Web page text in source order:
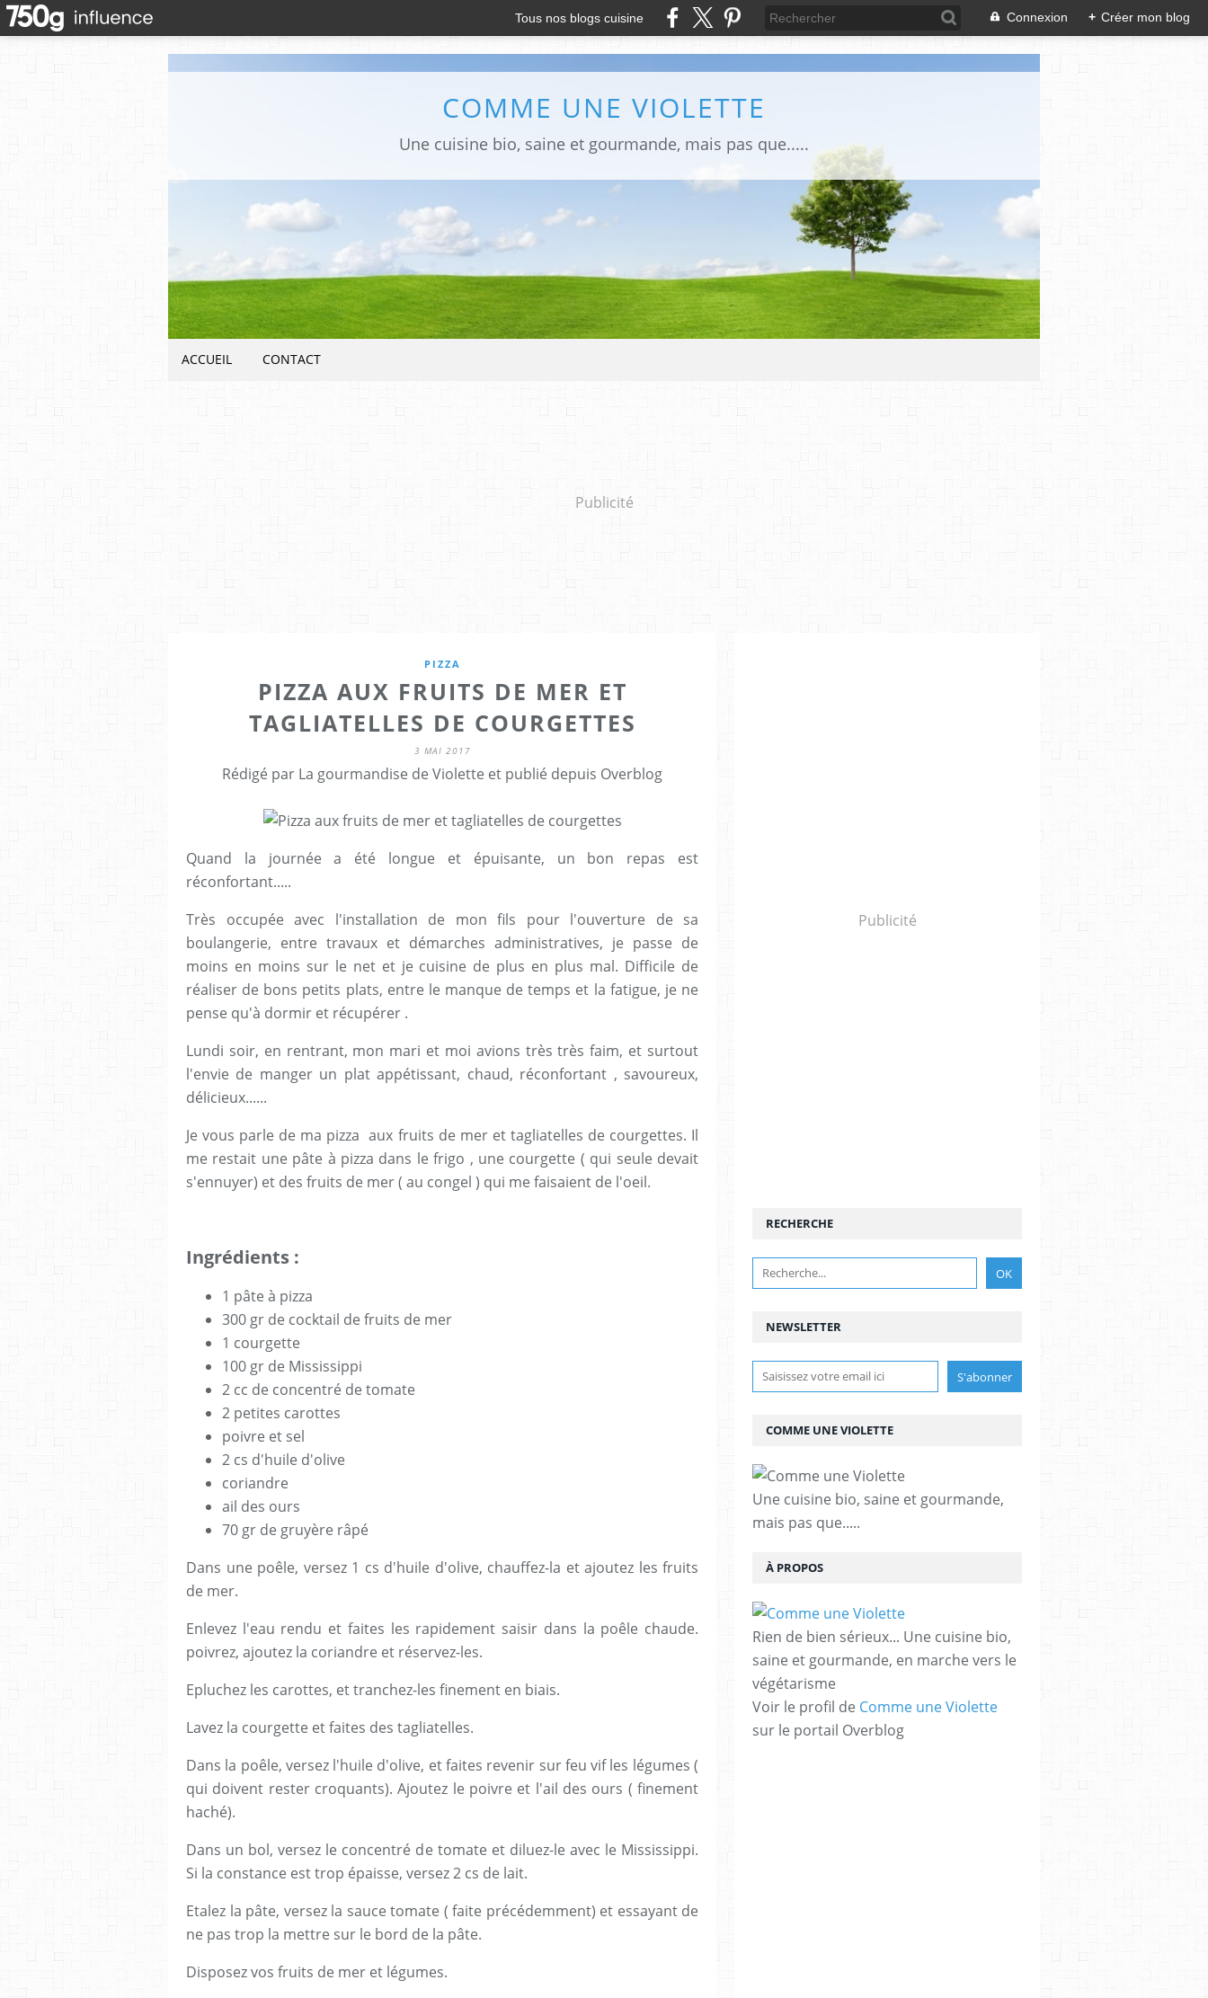
Tous nos blogs cuisine Connexion + Créer mon blog
COMME UNE VIOLETTE
Une cuisine bio, saine et gourmande, mais pas que.....
ACCUEIL CONTACT
Publicité
PIZZA
PIZZA AUX FRUITS DE MER ET
TAGLIATELLES DE COURGETTES
3 MAI 2017
Rédigé par La gourmandise de Violette et publié depuis Overblog
Quand la journée a été longue et épuisante, un bon repas est
réconfortant.....
Très occupée avec l'installation de mon fils pour l'ouverture de sa
boulangerie, entre travaux et démarches administratives, je passe de
moins en moins sur le net et je cuisine de plus en plus mal. Difficile de
réaliser de bons petits plats, entre le manque de temps et la fatigue, je ne
pense qu'à dormir et récupérer .
Lundi soir, en rentrant, mon mari et moi avions très très faim, et surtout
l'envie de manger un plat appétissant, chaud, réconfortant , savoureux,
délicieux......
Je vous parle de ma pizza aux fruits de mer et tagliatelles de courgettes. Il
me restait une pâte à pizza dans le frigo , une courgette ( qui seule devait
s'ennuyer) et des fruits de mer ( au congel ) qui me faisaient de l'oeil.
Ingrédients :
1 pâte à pizza
300 gr de cocktail de fruits de mer
1 courgette
100 gr de Mississippi
2 cc de concentré de tomate
2 petites carottes
poivre et sel
2 cs d'huile d'olive
coriandre
ail des ours
70 gr de gruyère râpé
Dans une poêle, versez 1 cs d'huile d'olive, chauffez-la et ajoutez les fruits
de mer.
Enlevez l'eau rendu et faites les rapidement saisir dans la poêle chaude.
poivrez, ajoutez la coriandre et réservez-les.
Epluchez les carottes, et tranchez-les finement en biais.
Lavez la courgette et faites des tagliatelles.
Dans la poêle, versez l'huile d'olive, et faites revenir sur feu vif les légumes (
qui doivent rester croquants). Ajoutez le poivre et l'ail des ours ( finement
haché).
Dans un bol, versez le concentré de tomate et diluez-le avec le Mississippi.
Si la constance est trop épaisse, versez 2 cs de lait.
Etalez la pâte, versez la sauce tomate ( faite précédemment) et essayant de
ne pas trop la mettre sur le bord de la pâte.
Disposez vos fruits de mer et légumes.
Publicité
NEWSLETTER
RECHERCHE
COMME UNE VIOLETTE
Une cuisine bio, saine et gourmande,
mais pas que.....
À PROPOS
Rien de bien sérieux... Une cuisine bio,
saine et gourmande, en marche vers le
végétarisme
Voir le profil de Comme une Violette
sur le portail Overblog